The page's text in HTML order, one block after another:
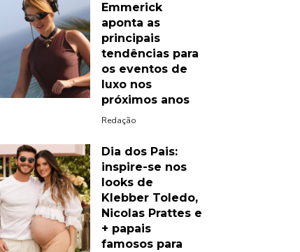
Emmerick
aponta as
principais
tendências para
os eventos de
luxo nos
próximos anos
Redação
Dia dos Pais:
inspire-se nos
looks de
Klebber Toledo,
Nicolas Prattes e
+ papais
famosos para